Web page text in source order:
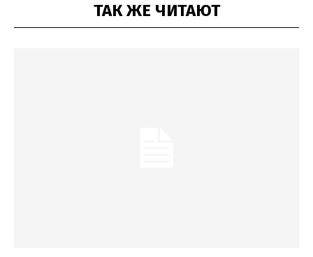
ТАК ЖЕ ЧИТАЮТ